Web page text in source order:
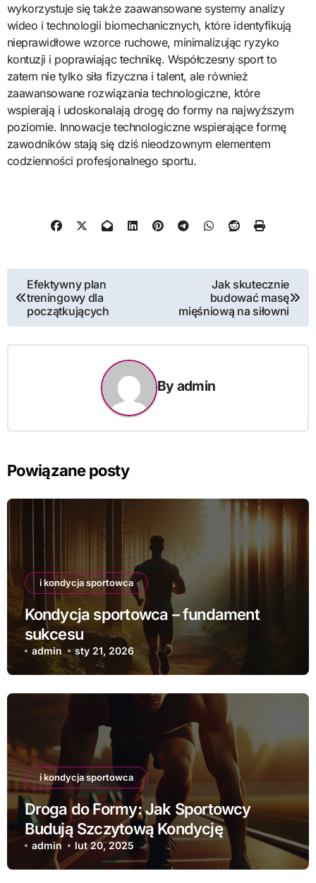
wykorzystuje się także zaawansowane systemy analizy
wideo i technologii biomechanicznych, które identyfikują
nieprawidłowe wzorce ruchowe, minimalizując ryzyko
kontuzji i poprawiając technikę. Współczesny sport to
zatem nie tylko siła fizyczna i talent, ale również
zaawansowane rozwiązania technologiczne, które
wspierają i udoskonalają drogę do formy na najwyższym
poziomie. Innowacje technologiczne wspierające formę
zawodników stają się dziś nieodzownym elementem
codzienności profesjonalnego sportu.
Nawigacja
wpisu
Efektywny plan
treningowy dla
początkujących
Jak skutecznie
budować masę
mięśniową na siłowni
By admin
Powiązane posty
i kondycja sportowca
Kondycja sportowca – fundament
sukcesu
admin sty 21, 2026
i kondycja sportowca
Droga do Formy: Jak Sportowcy
Budują Szczytową Kondycję
admin lut 20, 2025